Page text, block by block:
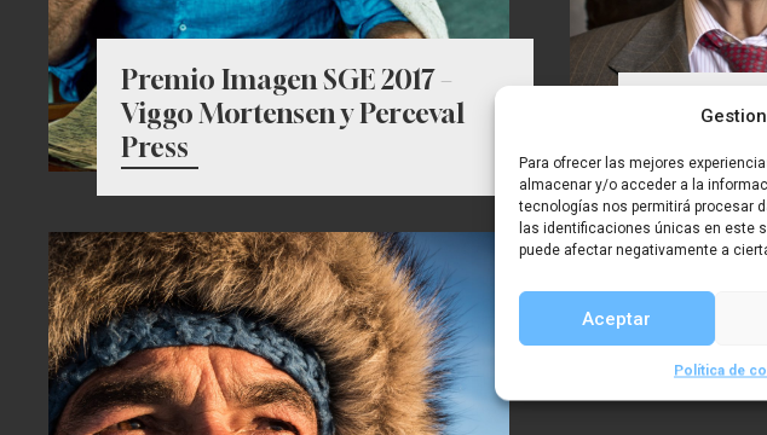
Para ofrecer las mejores
almacenar y/o acceder a la
tecnologías nos permitirá procesar
las identificaciones únicas en este
puede afectar negativamente a
Aceptar
Política de
Premio Imagen SGE 2017 –
Viggo Mortensen y Perceval
Press
Premio
– Thierry